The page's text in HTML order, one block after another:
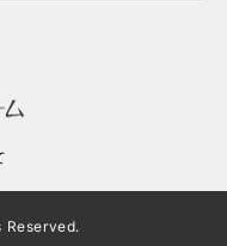
Reserved.